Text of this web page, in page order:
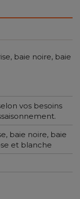
baie noire, baie
vos besoins
baie noire, baie
et blanche